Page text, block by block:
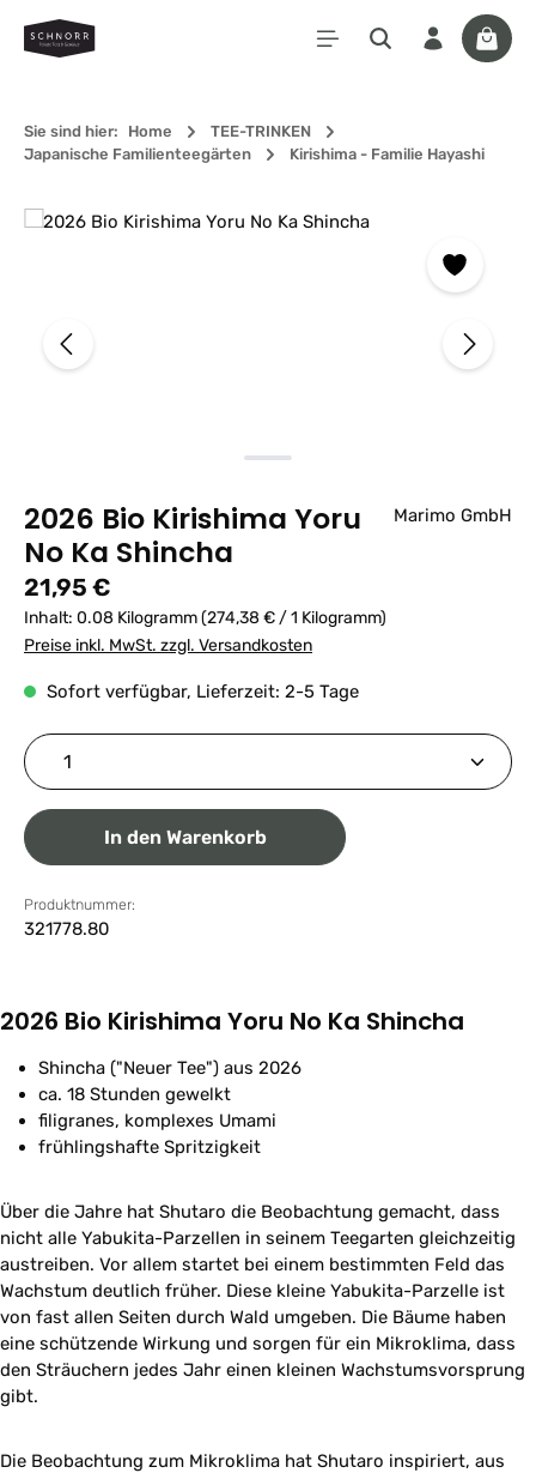
Zum Hauptinhalt springen
Sie sind hier: Home
TEE-TRINKEN
Japanische Familienteegärten
Kirishima - Familie Hayashi
Bildergalerie überspringen
2026 Bio Kirishima Yoru
No Ka Shincha
Marimo GmbH
Regulärer Preis:
21,95 €
Inhalt: 0.08 Kilogramm(274,38 € / 1 Kilogramm)
Preise inkl. MwSt. zzgl. Versandkosten
Sofort verfügbar, Lieferzeit: 2-5 Tage
Produkt Anzahl: Gib den gewünschten Wert ein
In den Warenkorb
Produktnummer:
321778.80
2026 Bio Kirishima Yoru No Ka Shincha
Shincha ("Neuer Tee") aus 2026
ca. 18 Stunden gewelkt
filigranes, komplexes Umami
frühlingshafte Spritzigkeit
Über die Jahre hat Shutaro die Beobachtung gemacht, dass
nicht alle Yabukita-Parzellen in seinem Teegarten gleichzeitig
austreiben. Vor allem startet bei einem bestimmten Feld das
Wachstum deutlich früher. Diese kleine Yabukita-Parzelle ist
von fast allen Seiten durch Wald umgeben. Die Bäume haben
eine schützende Wirkung und sorgen für ein Mikroklima, dass
den Sträuchern jedes Jahr einen kleinen Wachstumsvorsprung
gibt.
Die Beobachtung zum Mikroklima hat Shutaro inspiriert, aus